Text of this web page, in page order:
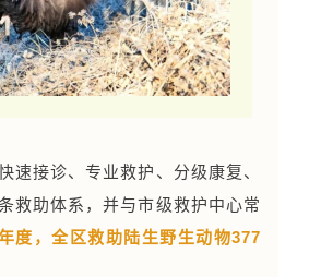
速接诊、专业救护、分级康复、
救助体系，并与市级救护中心常
度，全区救助陆生野生动物377